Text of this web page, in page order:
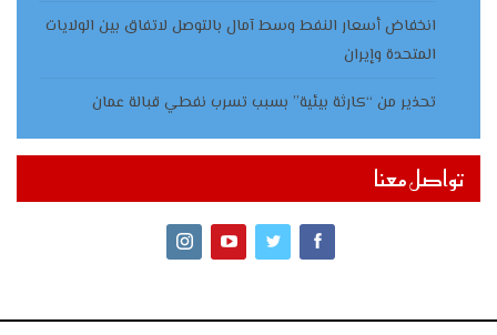
انخفاض أسعار النفط وسط آمال بالتوصل لاتفاق بين الولايات
المتحدة وإيران
تحذير من “كارثة بيئية” بسبب تسرب نفطي قبالة عمان
تواصل معنا